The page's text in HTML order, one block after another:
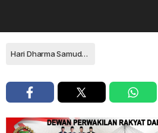
Hari Dharma Samudera 2019 Natuna